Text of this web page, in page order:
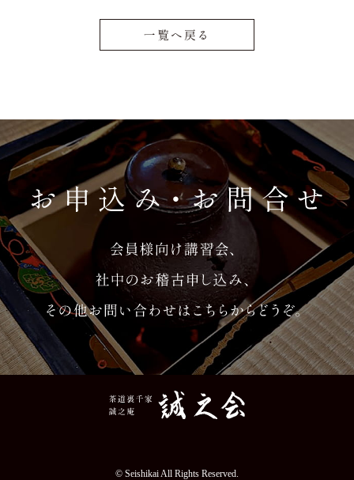
© Seishikai All Rights Reserved.